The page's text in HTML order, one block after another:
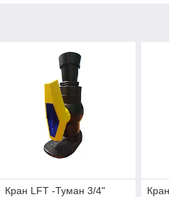
Кран LFT -Туман 3/4"